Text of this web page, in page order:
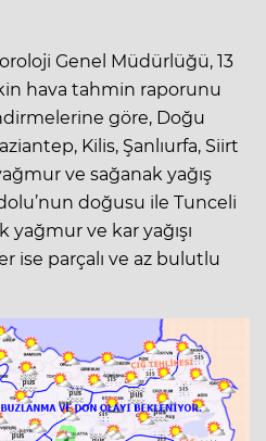
Genel Müdürlüğü, 13
hava tahmin raporunu
göre, Doğu
Kilis, Şanlıurfa, Siirt
ve sağanak yağış
doğusu ile Tunceli
yağmur ve kar yağışı
ise parçalı ve az bulutlu